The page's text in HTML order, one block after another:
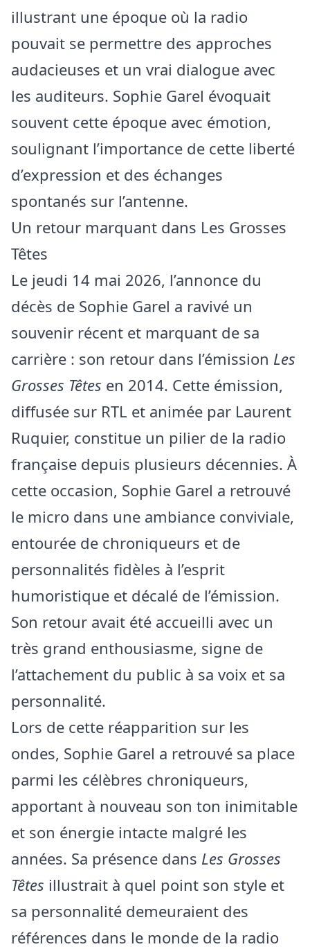
illustrant une époque où la radio
pouvait se permettre des approches
audacieuses et un vrai dialogue avec
les auditeurs. Sophie Garel évoquait
souvent cette époque avec émotion,
soulignant l’importance de cette liberté
d’expression et des échanges
spontanés sur l’antenne.
Un retour marquant dans Les Grosses
Têtes
Le jeudi 14 mai 2026, l’annonce du
décès de Sophie Garel a ravivé un
souvenir récent et marquant de sa
carrière : son retour dans l’émission Les
Grosses Têtes en 2014. Cette émission,
diffusée sur RTL et animée par Laurent
Ruquier, constitue un pilier de la radio
française depuis plusieurs décennies. À
cette occasion, Sophie Garel a retrouvé
le micro dans une ambiance conviviale,
entourée de chroniqueurs et de
personnalités fidèles à l’esprit
humoristique et décalé de l’émission.
Son retour avait été accueilli avec un
très grand enthousiasme, signe de
l’attachement du public à sa voix et sa
personnalité.
Lors de cette réapparition sur les
ondes, Sophie Garel a retrouvé sa place
parmi les célèbres chroniqueurs,
apportant à nouveau son ton inimitable
et son énergie intacte malgré les
années. Sa présence dans Les Grosses
Têtes illustrait à quel point son style et
sa personnalité demeuraient des
références dans le monde de la radio